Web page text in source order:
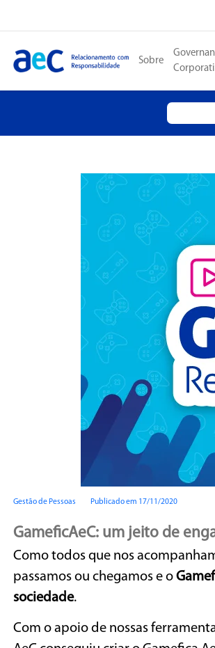
Sobre
Gestão de Pessoas Publicado em 17/11/2020
GameficAeC: um jeito de
Como todos que nos
passamos ou chegamos e o
sociedade.
Com o apoio de nossas